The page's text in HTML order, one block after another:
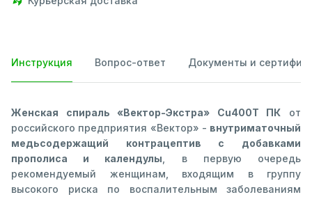
Инструкция Вопрос-ответ Документы и
Женская спираль «Вектор-Экстра» Cu400T ПК от
российского предприятия «Вектор» - внутриматочный
медьсодержащий контрацептив с добавками
прополиса и календулы , в первую очередь
рекомендуемый женщинам, входящим в группу
высокого риска по воспалительным заболеваниям